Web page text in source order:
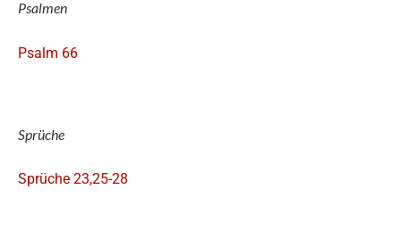
Psalmen
Psalm 66
Sprüche
Sprüche 23,25-28